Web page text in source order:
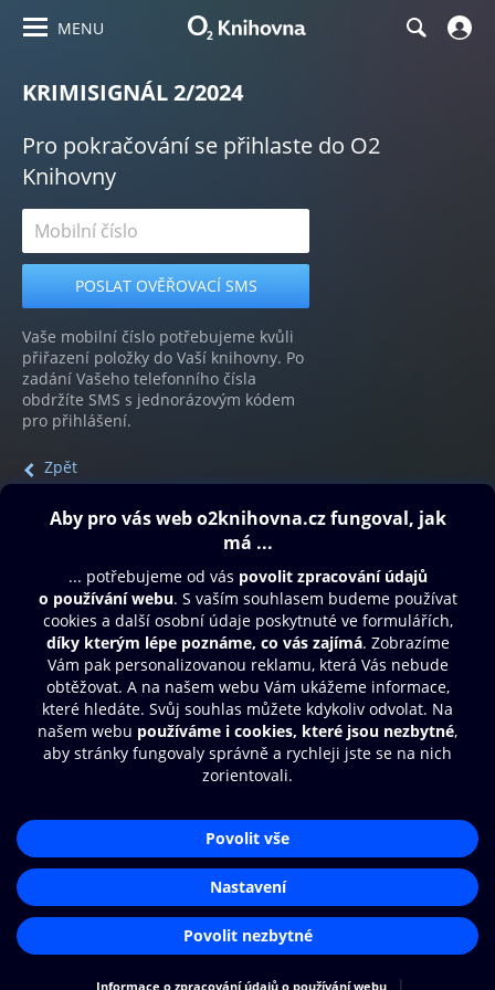
MENU
KRIMISIGNÁL 2/2024
Pro pokračování se přihlaste do O2
Knihovny
Vaše mobilní číslo potřebujeme kvůli
přiřazení položky do Vaší knihovny. Po
zadání Vašeho telefonního čísla
obdržíte SMS s jednorázovým kódem
pro přihlášení.
Zpět
Obsah ke stažení
Moje O2 Knihovna
Další zábava
© O2 Czech Republic a.s.
Přístupnost
Zásady zpracování osobních údajů
Nastavení cookies
Aplikace O2 Knihovna
Čti a poslouchej své e-knihy a
audioknihy rychleji a pohodlněji.